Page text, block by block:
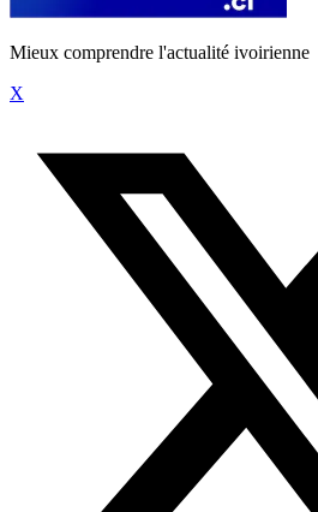
Mieux comprendre l'actualité ivoirienne
X